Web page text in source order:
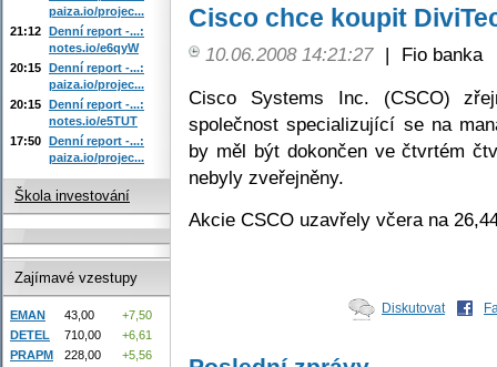
Cisco chce koupit
10.06.2008 14:21:27 |
Fio banka
Cisco Systems Inc. (CSCO)
společnost specializující se na
by měl být dokončen ve čtvrtém
nebyly zveřejněny.
Akcie CSCO uzavřely včera na
Diskutovat
paiza.io/projec...
21:12 Denní report -...:
notes.io/e6qyW
20:15 Denní report -...:
paiza.io/projec...
20:15 Denní report -...:
notes.io/e5TUT
17:50 Denní report -...:
paiza.io/projec...
Škola investování
Zajímavé vzestupy
EMAN 43,00
+7,50
DETEL
710,00
+6,61
PRAPM
228,00
+5,56